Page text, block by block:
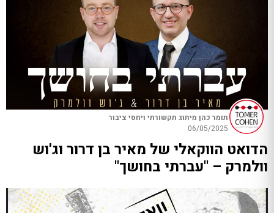
תומר כהן מיתוג תקשורתי ויחסי ציבור
06/05/2025
הדואט הווקאלי של מאיר בן דרור וג'וש
וולמרק – "עברתי בחושך"